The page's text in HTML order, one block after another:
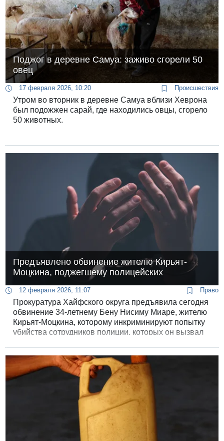
Поджог в деревне Самуа: заживо сгорели 50
овец
17 февраля 2026, 10:20 Происшествия
Утром во вторник в деревне Самуа вблизи Хеврона
был подожжен сарай, где находились овцы, сгорело
50 животных.
Предъявлено обвинение жителю Кирьят-
Моцкина, поджегшему полицейских
12 февраля 2026, 11:07 Право
Прокуратура Хайфского округа предъявила сегодня
обвинение 34-летнему Бену Нисиму Миаре, жителю
Кирьят-Моцкина, которому инкриминируют попытку
убийства сотрудников полиции, которых он вызвал